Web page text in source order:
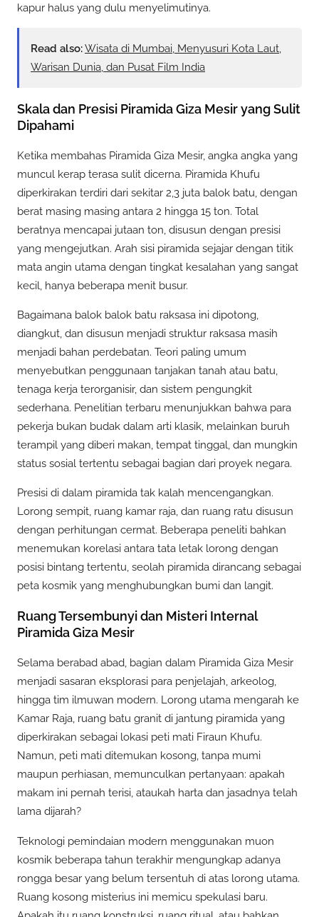
kapur halus yang dulu menyelimutinya.
Read also:Wisata di Mumbai, Menyusuri Kota Laut,
Warisan Dunia, dan Pusat Film India
Skala dan Presisi Piramida Giza Mesir yang Sulit
Dipahami
Ketika membahas Piramida Giza Mesir, angka angka yang
muncul kerap terasa sulit dicerna. Piramida Khufu
diperkirakan terdiri dari sekitar 2,3 juta balok batu, dengan
berat masing masing antara 2 hingga 15 ton. Total
beratnya mencapai jutaan ton, disusun dengan presisi
yang mengejutkan. Arah sisi piramida sejajar dengan titik
mata angin utama dengan tingkat kesalahan yang sangat
kecil, hanya beberapa menit busur.
Bagaimana balok balok batu raksasa ini dipotong,
diangkut, dan disusun menjadi struktur raksasa masih
menjadi bahan perdebatan. Teori paling umum
menyebutkan penggunaan tanjakan tanah atau batu,
tenaga kerja terorganisir, dan sistem pengungkit
sederhana. Penelitian terbaru menunjukkan bahwa para
pekerja bukan budak dalam arti klasik, melainkan buruh
terampil yang diberi makan, tempat tinggal, dan mungkin
status sosial tertentu sebagai bagian dari proyek negara.
Presisi di dalam piramida tak kalah mencengangkan.
Lorong sempit, ruang kamar raja, dan ruang ratu disusun
dengan perhitungan cermat. Beberapa peneliti bahkan
menemukan korelasi antara tata letak lorong dengan
posisi bintang tertentu, seolah piramida dirancang sebagai
peta kosmik yang menghubungkan bumi dan langit.
Ruang Tersembunyi dan Misteri Internal
Piramida Giza Mesir
Selama berabad abad, bagian dalam Piramida Giza Mesir
menjadi sasaran eksplorasi para penjelajah, arkeolog,
hingga tim ilmuwan modern. Lorong utama mengarah ke
Kamar Raja, ruang batu granit di jantung piramida yang
diperkirakan sebagai lokasi peti mati Firaun Khufu.
Namun, peti mati ditemukan kosong, tanpa mumi
maupun perhiasan, memunculkan pertanyaan: apakah
makam ini pernah terisi, ataukah harta dan jasadnya telah
lama dijarah?
Teknologi pemindaian modern menggunakan muon
kosmik beberapa tahun terakhir mengungkap adanya
rongga besar yang belum tersentuh di atas lorong utama.
Ruang kosong misterius ini memicu spekulasi baru.